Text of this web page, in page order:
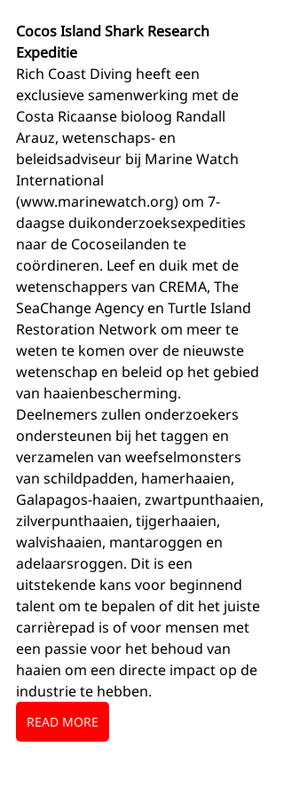
Cocos Island Shark Research
Expeditie
Rich Coast Diving heeft een
exclusieve samenwerking met de
Costa Ricaanse bioloog Randall
Arauz, wetenschaps- en
beleidsadviseur bij Marine Watch
International
(www.marinewatch.org) om 7-
daagse duikonderzoeksexpedities
naar de Cocoseilanden te
coördineren. Leef en duik met de
wetenschappers van CREMA, The
SeaChange Agency en Turtle Island
Restoration Network om meer te
weten te komen over de nieuwste
wetenschap en beleid op het gebied
van haaienbescherming.
Deelnemers zullen onderzoekers
ondersteunen bij het taggen en
verzamelen van weefselmonsters
van schildpadden, hamerhaaien,
Galapagos-haaien, zwartpunthaaien,
zilverpunthaaien, tijgerhaaien,
walvishaaien, mantaroggen en
adelaarsroggen. Dit is een
uitstekende kans voor beginnend
talent om te bepalen of dit het juiste
carrièrepad is of voor mensen met
een passie voor het behoud van
haaien om een directe impact op de
industrie te hebben.
READ MORE